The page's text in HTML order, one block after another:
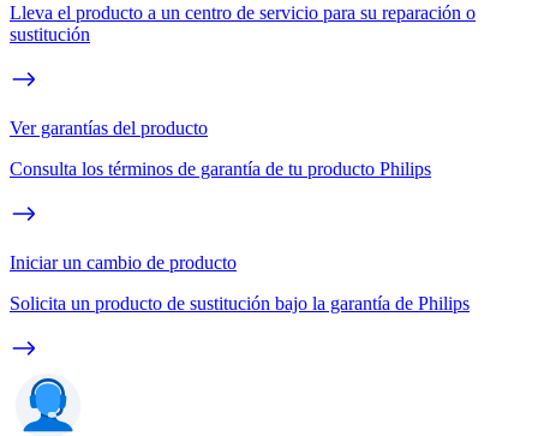
Lleva el producto a un centro de servicio para su reparación o
sustitución
Ver garantías del producto
Consulta los términos de garantía de tu producto Philips
Iniciar un cambio de producto
Solicita un producto de sustitución bajo la garantía de Philips